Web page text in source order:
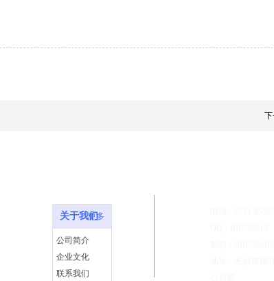
关于我们
更多
公司简介
企业文化
联系我们